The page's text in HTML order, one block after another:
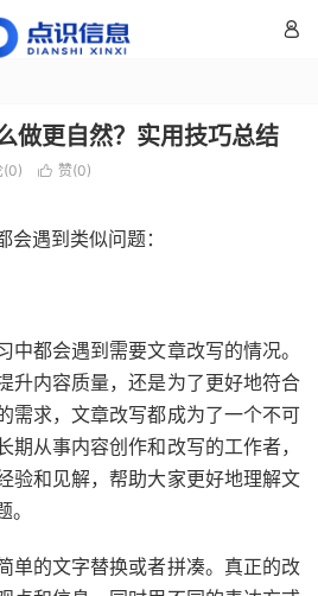

做更自然？实用技巧总结
(0)  赞(0)
会遇到类似问题：
中都会遇到需要文章改写的情况。
升内容质量，还是为了更好地符合
需求，文章改写都成为了一个不可
期从事内容创作和改写的工作者，
验和见解，帮助大家更好地理解文
单的文字替换或者拼凑。真正的改